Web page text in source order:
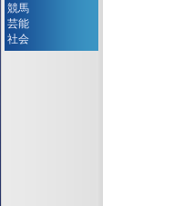
競馬
芸能
社会